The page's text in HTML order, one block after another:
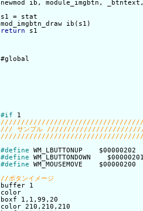
newmod ib, module_imgbtn,
s1 = stat
return
s1
#global
#if
#define
#define
#define
WM_MOUSEMOVE    $00000200
buffer 1
color
boxf 1,1,99,20
color 210,210,210